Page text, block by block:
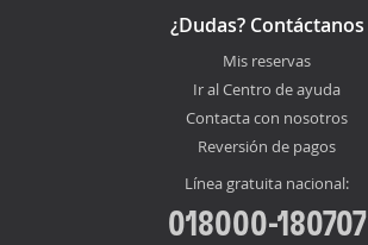
¿Dudas? Contáctanos
Mis reservas
Ir al Centro de ayuda
Contacta con nosotros
Reversión de pagos
Línea gratuita nacional:
018000-180707